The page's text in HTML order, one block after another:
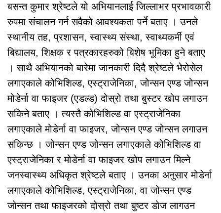
बसन्त कुमार श्रेष्टले यो अभियानलाई जिल्लाभर प्रभावकारी
रुपमा संचालन गर्न सवैको आवश्यकता पर्ने बताए । उनले
स्थानीय तह, प्रशासन, स्वास्थ्य संस्था, स्वाथ्यकर्मी एवं
बिद्यालय, शिक्षक र पत्रकारहरुको बिशेष भूमिका हुने बताए
। साथै अभियानको बारेमा जानकारी दिदै श्रेष्टले भेरोसेल
लगाएकाले कोभिशिल्ड, एस्ट्राजेनिका, जोन्सन एण्ड जोन्सन
मोडेर्ना वा फाइजर (एडल्ड) दोस्रो तथा बुस्टर खोप लगाउन
सकिने बताए । त्यस्तै कोभिशिल्ड वा एस्ट्राजेनिका
लगाएकाले मोडेर्ना वा फाइजर, जोन्सन एण्ड जोन्सन लगाउन
सकिन्छ । जोन्सन एण्ड जोन्सन लगाएकाले कोभिशिल्ड वा
एस्ट्राजेनिका र मोडेर्ना वा फाइजर खोप लगाउन मिल्ने
जनस्वास्थ्य अधिकृत श्रेष्टले बताए । उनका अनुसार मोडेर्ना
लगाएकाले कोभिशिल्ड, एस्ट्राजेनिका, वा जोन्सन एण्ड
जोन्सन तथा फाइजरको दोस्रो तथा बुष्टर डोज लागउन